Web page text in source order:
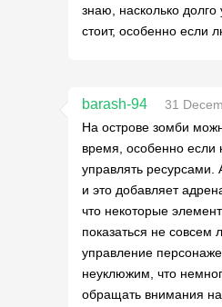
знаю, насколько
стоит, особенно если
barash-94
31
На острове зомби
время, особенно если
управлять
и это добавляет
что некоторые
показаться не совсем
управление
неуклюжим, что
обращать внимания